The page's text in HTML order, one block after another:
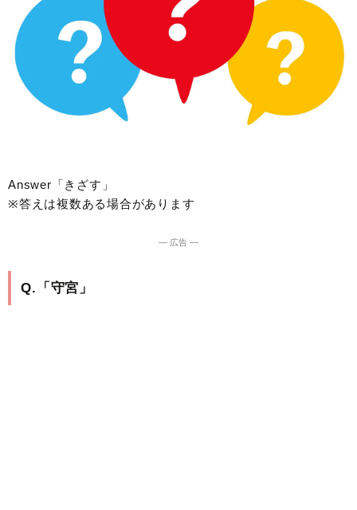
Answer「きざす」
※答えは複数ある場合があります
― 広告 ―
Q.「守宮」